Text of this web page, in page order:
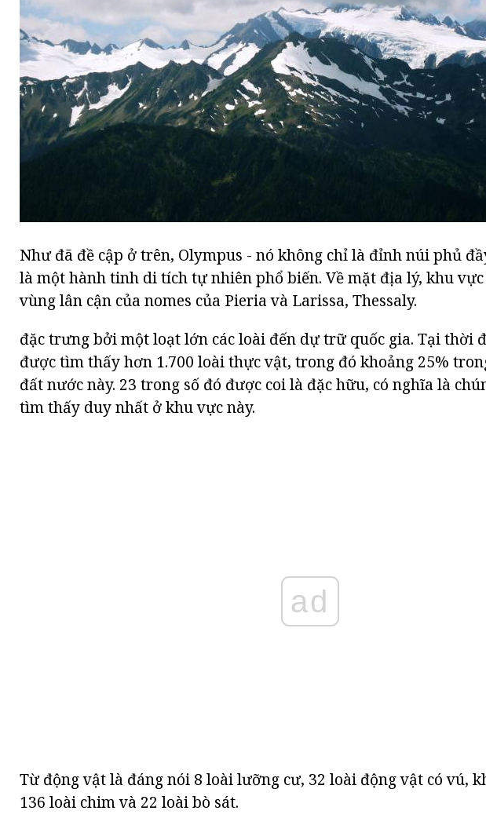
Như đã đề cập ở trên, Olympus - nó không chỉ là đỉnh núi phủ
là một hành tinh di tích tự nhiên phổ biến. Về mặt địa lý, khu
vùng lân cận của nomes của Pieria và Larissa, Thessaly.
đặc trưng bởi một loạt lớn các loài đến dự trữ quốc gia. Tại thời
được tìm thấy hơn 1.700 loài thực vật, trong đó khoảng 25%
đất nước này. 23 trong số đó được coi là đặc hữu, có nghĩa là
tìm thấy duy nhất ở khu vực này.
ad
Từ động vật là đáng nói 8 loài lưỡng cư, 32 loài động vật có vú,
136 loài chim và 22 loài bò sát.